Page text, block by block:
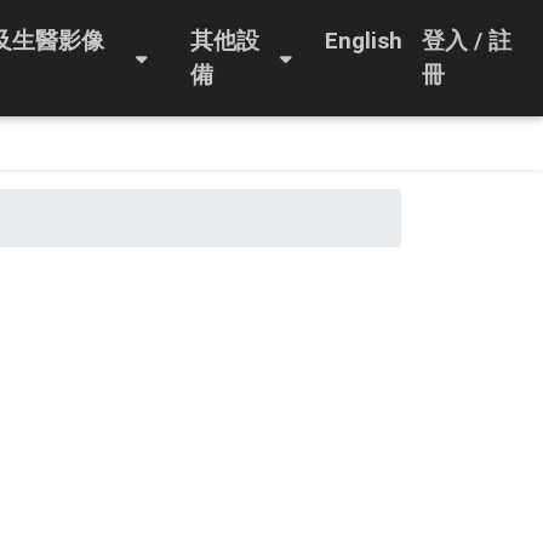
生醫影像
其他設
備
English
登入 / 註
冊